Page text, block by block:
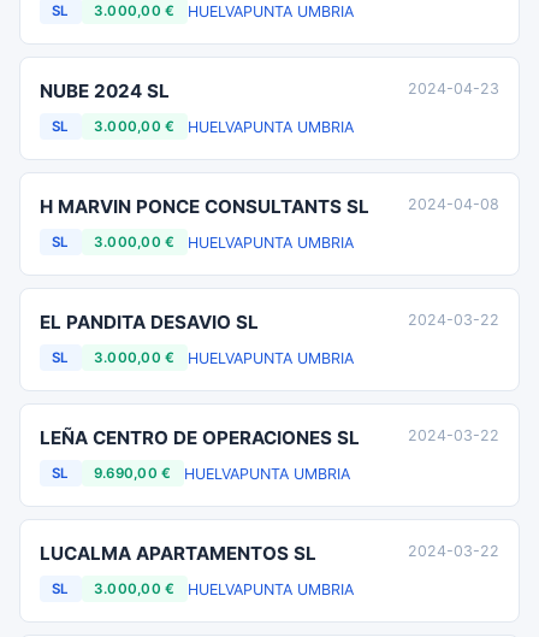
SL 3.000,00 € HUELVAPUNTA UMBRIA
NUBE 2024 SL
SL 3.000,00 € HUELVAPUNTA UMBRIA
2024-04-23
H MARVIN PONCE CONSULTANTS SL
SL 3.000,00 € HUELVAPUNTA UMBRIA
2024-04-08
EL PANDITA DESAVIO SL
SL 3.000,00 € HUELVAPUNTA UMBRIA
2024-03-22
LEÑA CENTRO DE OPERACIONES SL
SL 9.690,00 € HUELVAPUNTA UMBRIA
2024-03-22
LUCALMA APARTAMENTOS SL
SL 3.000,00 € HUELVAPUNTA UMBRIA
2024-03-22